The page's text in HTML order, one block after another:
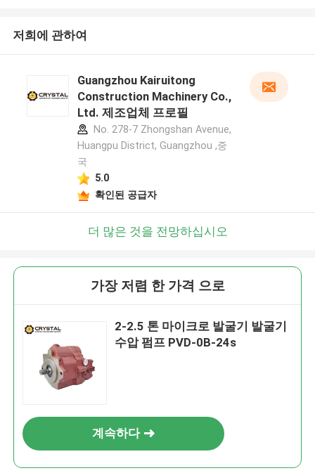
저희에 관하여
Guangzhou Kairuitong
Construction Machinery Co.,
Ltd. 제조업체 프로필
No. 278-7 Zhongshan Avenue,
Huangpu District, Guangzhou ,중
국
5.0
확인된 공급자
더 많은 것을 전망하십시오
가장 저렴 한 가격 으로
2-2.5 톤 마이크로 발굴기 발굴기
수압 펌프 PVD-0B-24s
계속하다